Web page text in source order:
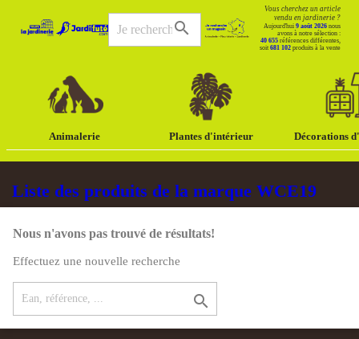
search
Vous cherchez un article
vendu en jardinerie ?
Aujourd'hui 9 août 2026 nous
avons à notre sélection :
40 655 références différentes,
soit 681 102 produits à la vente
Animalerie Plantes d'intérieur Décorations
Liste des produits de la marque WCE19
Nous n'avons pas trouvé de résultats!
Effectuez une nouvelle recherche
